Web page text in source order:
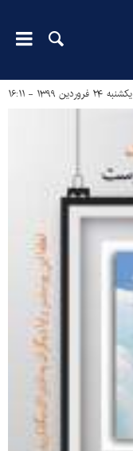
یکشنبه ۲۴ فروردین ۱۳۹۹ - ۱۶:۱۱